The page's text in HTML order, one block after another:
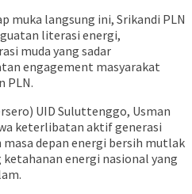
muka langsung ini, Srikandi PLN
literasi energi,
muda yang sadar
engagement masyarakat
PLN.
UID Suluttenggo, Usman
keterlibatan aktif generasi
depan energi bersih mutlak
energi nasional yang